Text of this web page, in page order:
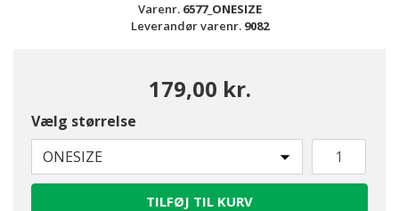
Varenr. 6577_ONESIZE
Leverandør varenr. 9082
179,00 kr.
Vælg størrelse
ONESIZE
TILFØJ TIL KURV